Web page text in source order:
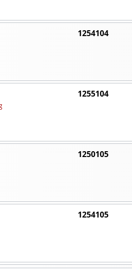
1254104
1255104
1250105
1254105